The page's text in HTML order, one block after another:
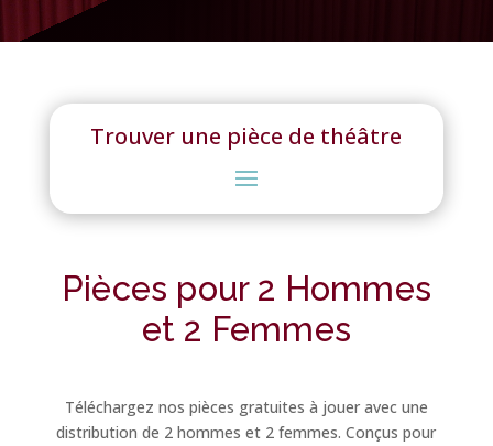
Trouver une pièce de théâtre
Pièces pour 2 Hommes
et 2 Femmes
Téléchargez nos pièces gratuites à jouer avec une
distribution de 2 hommes et 2 femmes. Conçus pour